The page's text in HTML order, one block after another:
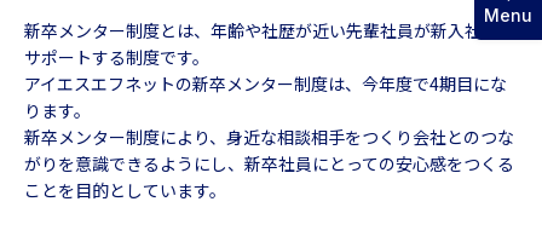
新卒メンター制度とは、年齢や社歴が近い先輩社員が新入社員を
サポートする制度です。
アイエスエフネットの新卒メンター制度は、今年度で4期目にな
ります。
新卒メンター制度により、身近な相談相手をつくり会社とのつな
がりを意識できるようにし、新卒社員にとっての安心感をつくる
ことを目的としています。
Menu